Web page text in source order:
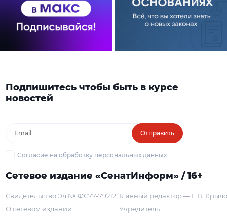
Подпишитесь чтобы быть в курсе
новостей
Отправить
Согласие на обработку персональных данных
Сетевое издание «СенатИнформ» / 16+
Свидетельство Эл № ФС77-79212
О сетевом издании
Главный редактор — Г. В.
Учредитель